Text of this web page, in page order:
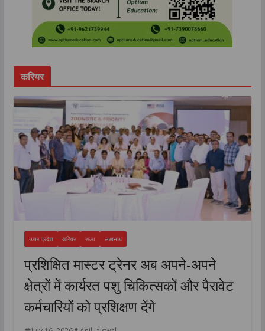
करियर
उत्तर प्रदेश करियर राज्य लखनऊ
प्रशिक्षित मास्टर ट्रेनर अब अपने-अपने
क्षेत्रों में कार्यरत पशु चिकित्सकों और पैरावेट
कर्मचारियों को प्रशिक्षण देंगे